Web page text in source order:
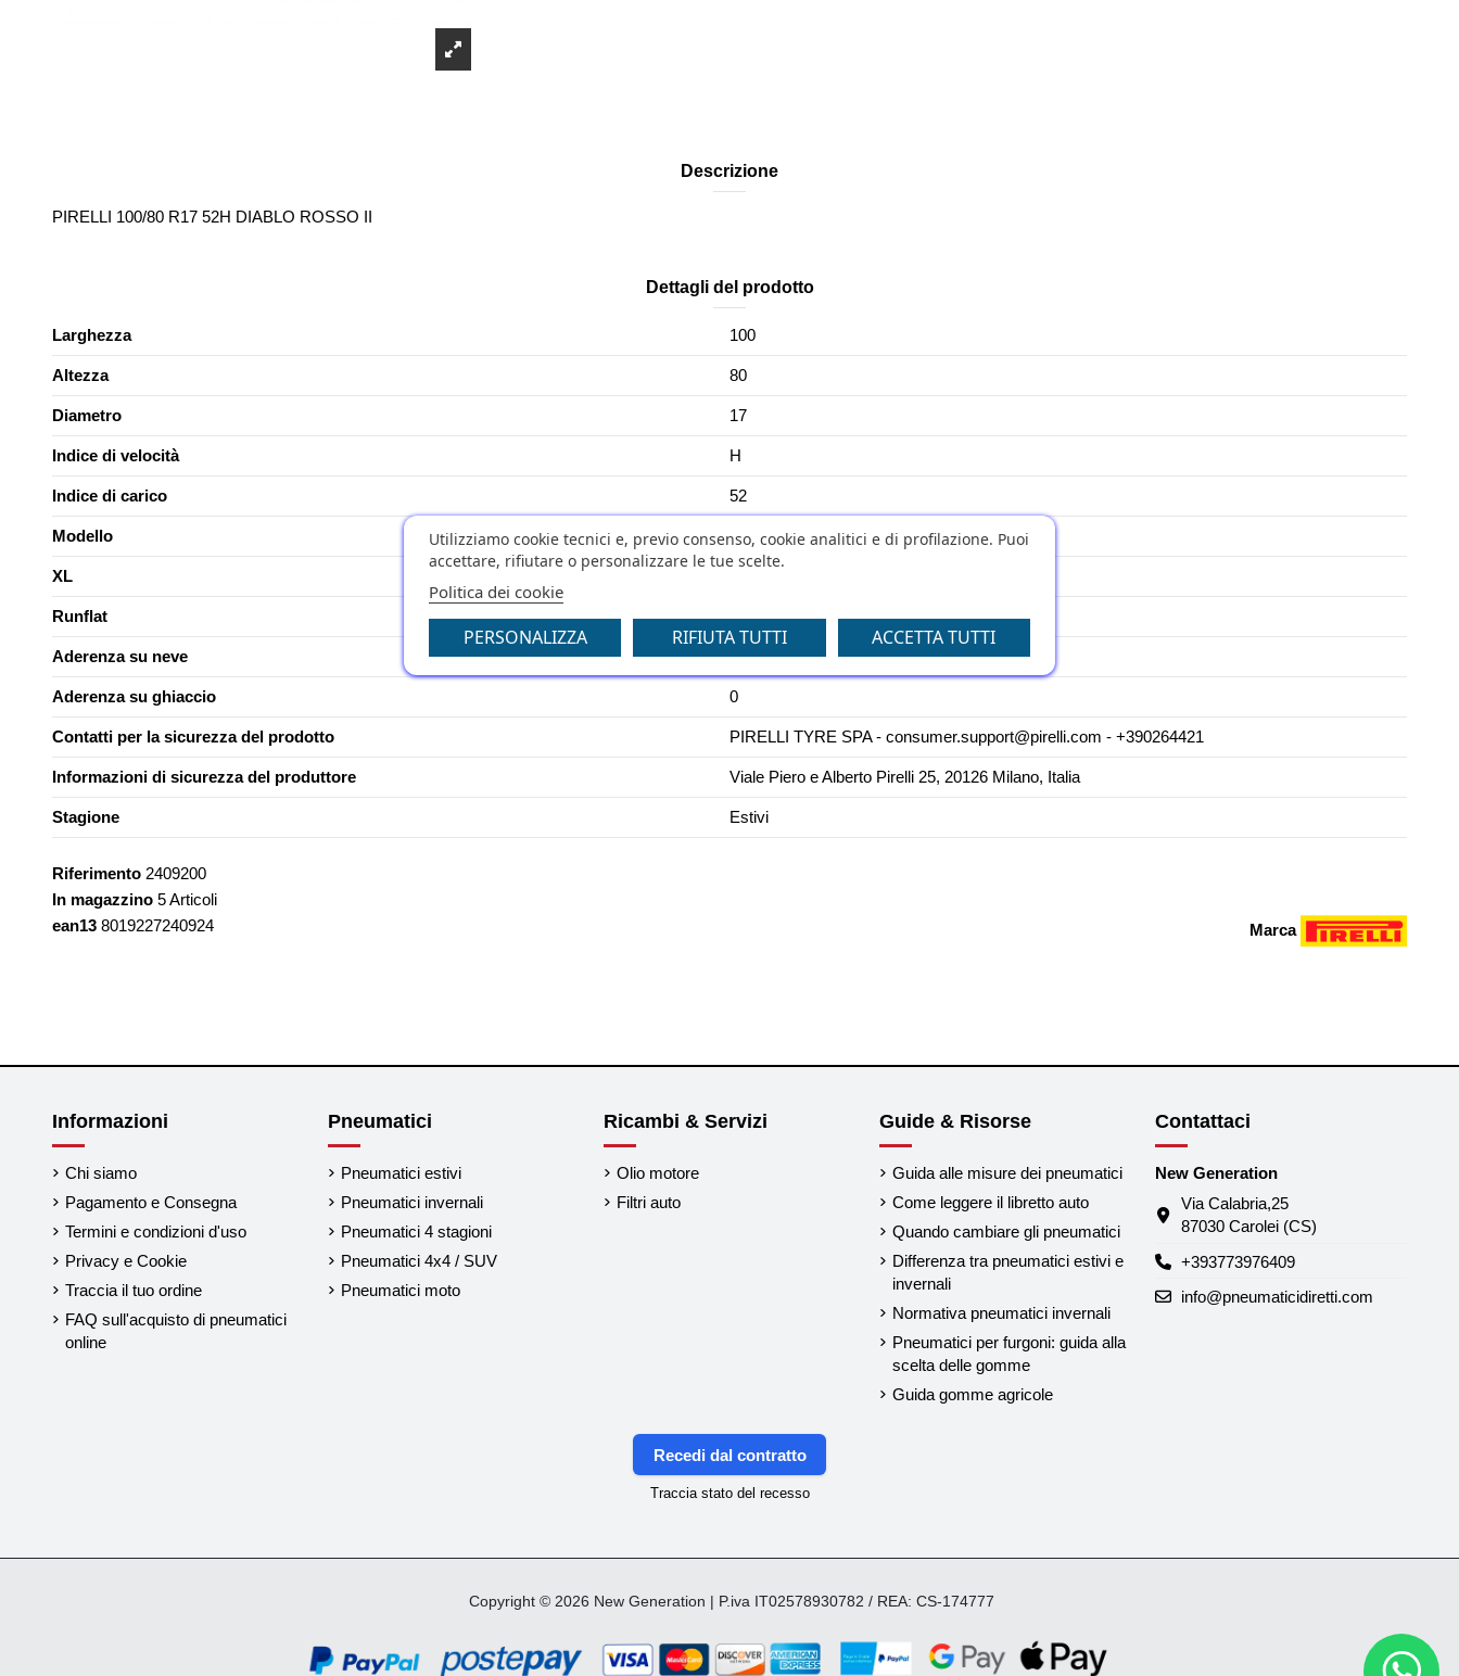
Descrizione
PIRELLI 100/80 R17 52H DIABLO ROSSO II
Dettagli del prodotto
Larghezza 100
Altezza 80
Diametro 17
Indice di velocità H
Indice di carico 52
Modello DIABLO ROSSO II
XL
Runflat No
Aderenza su neve 0
Aderenza su ghiaccio 0
Contatti per la sicurezza del prodotto PIRELLI TYRE SPA - consumer.support@pirelli.com - +390264421
Informazioni di sicurezza del produttore Viale Piero e Alberto Pirelli 25, 20126 Milano, Italia
Stagione Estivi
Marca
Riferimento 2409200
In magazzino 5 Articoli
ean13 8019227240924
Informazioni
Chi siamo
Pagamento e Consegna
Termini e condizioni d'uso
Privacy e Cookie
Traccia il tuo ordine
FAQ sull'acquisto di pneumatici
online
Pneumatici
Pneumatici estivi
Pneumatici invernali
Pneumatici 4 stagioni
Pneumatici 4x4 / SUV
Pneumatici moto
Ricambi & Servizi
Olio motore
Filtri auto
Guide & Risorse
Guida alle misure dei pneumatici
Come leggere il libretto auto
Quando cambiare gli pneumatici
Differenza tra pneumatici estivi e
invernali
Normativa pneumatici invernali
Pneumatici per furgoni: guida alla
scelta delle gomme
Guida gomme agricole
Contattaci
New Generation
Via Calabria,25
87030 Carolei (CS)
+393773976409
info@pneumaticidiretti.com
Utilizziamo cookie tecnici e, previo consenso, cookie analitici e di profilazione. Puoi
accettare, rifiutare o personalizzare le tue scelte.
Politica dei cookie
PERSONALIZZA RIFIUTA TUTTI ACCETTA TUTTI
Recedi dal contratto
Traccia stato del recesso
Copyright © 2026 New Generation | P.iva IT02578930782 / REA: CS-174777